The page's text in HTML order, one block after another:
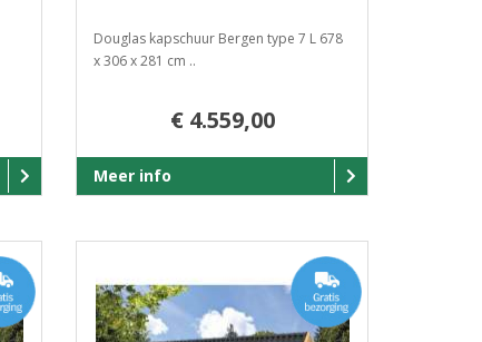
Douglas kapschuur Bergen type 7 L 678
x 306 x 281 cm ..
€ 4.559,00
Meer info